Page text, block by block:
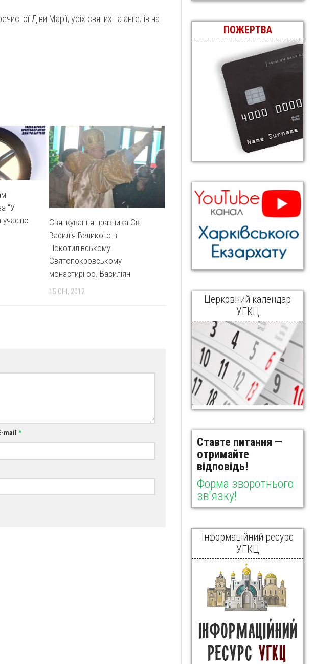
Діви Марії, усіх святих та ангелів на
“У
участю
Святкування празника Св.
Василія Великого в
Покотилівському
Святопокровському
монастирі оо. Василіян
15 СІЧ, 2012
mail *
ПОЖЕРТВА
Церковний календар
УГКЦ
Ставте питання —
отримайте
відповідь!
Форма зворотнього
зв'язку!
Інформаційний ресурс
УГКЦ